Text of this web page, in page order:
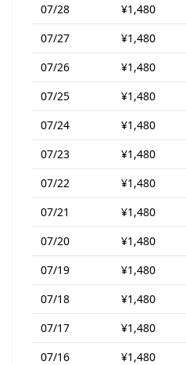
07/28
¥1,480
07/27
¥1,480
07/26
¥1,480
07/25
¥1,480
07/24
¥1,480
07/23
¥1,480
07/22
¥1,480
07/21
¥1,480
07/20
¥1,480
07/19
¥1,480
07/18
¥1,480
07/17
¥1,480
07/16
¥1,480